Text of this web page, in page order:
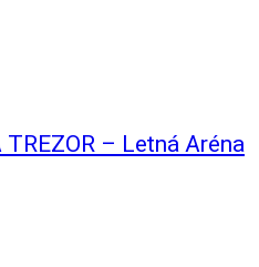
TREZOR – Letná Aréna